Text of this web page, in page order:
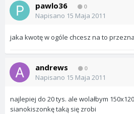
pawlo36 0
Napisano 15 Maja 2011
jaka kwotę w ogóle chcesz na to
andrews 0
Napisano 15 Maja 2011
najlepiej do 20 tys. ale wolałbym
sianokiszonkę taką się zrobi